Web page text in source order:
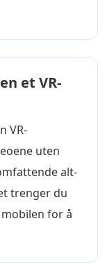
et VR-
VR-
uten
alt-
trenger du
for å